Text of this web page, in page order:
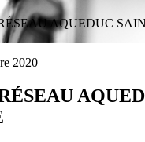
AQUEDUC
2020